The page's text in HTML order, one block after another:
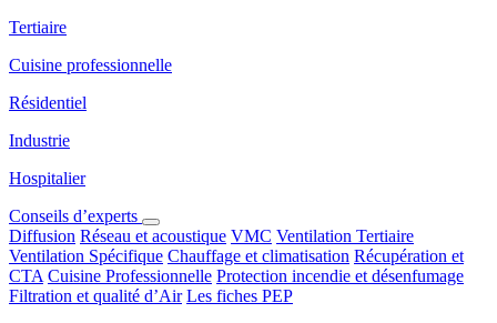
Tertiaire
Cuisine professionnelle
Résidentiel
Industrie
Hospitalier
Conseils d’experts
Diffusion Réseau et acoustique VMC Ventilation Tertiaire
Ventilation Spécifique Chauffage et climatisation Récupération et
CTA Cuisine Professionnelle Protection incendie et désenfumage
Filtration et qualité d’Air Les fiches PEP